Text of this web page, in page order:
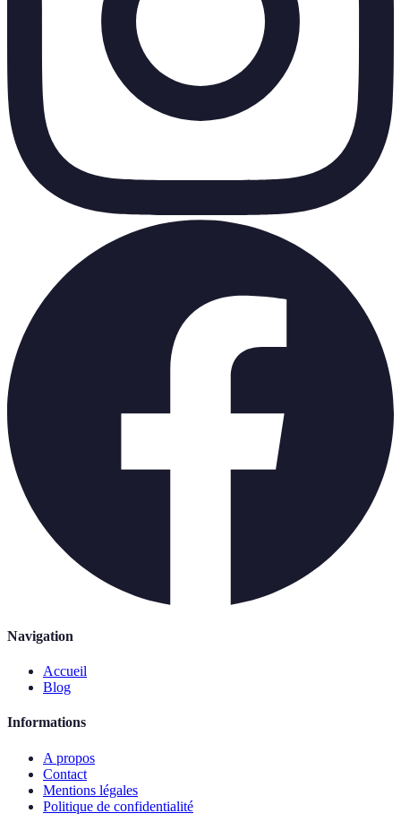
Navigation
Accueil
Blog
Informations
A propos
Contact
Mentions légales
Politique de confidentialité